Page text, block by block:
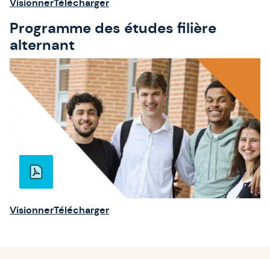
VisionnerTélécharger
Programme des études filière
alternant
VisionnerTélécharger